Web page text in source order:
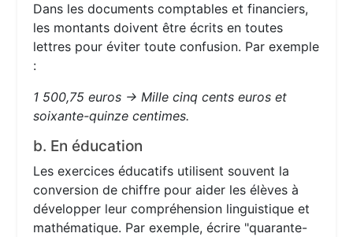
Dans les documents comptables et financiers,
les montants doivent être écrits en toutes
lettres pour éviter toute confusion. Par exemple
:
1 500,75 euros → Mille cinq cents euros et
soixante-quinze centimes.
b. En éducation
Les exercices éducatifs utilisent souvent la
conversion de chiffre pour aider les élèves à
développer leur compréhension linguistique et
mathématique. Par exemple, écrire "quarante-